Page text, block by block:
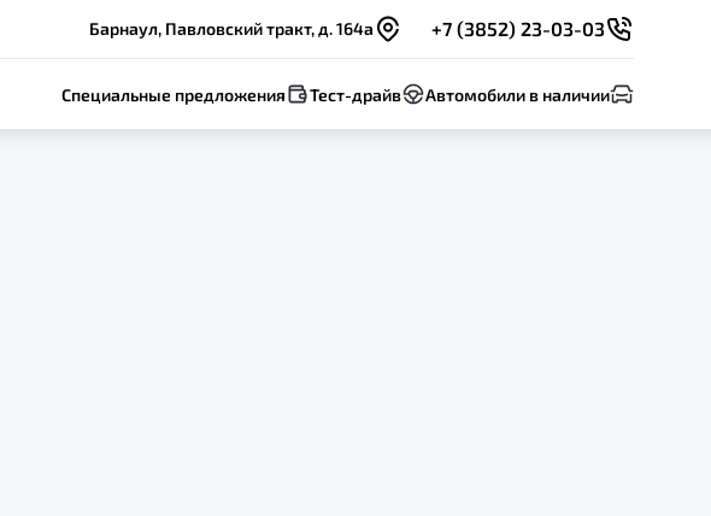
Барнаул, Павловский тракт, д. 164а +7 (3852) 23-03-03
Специальные предложения Тест-драйв Автомобили в наличии